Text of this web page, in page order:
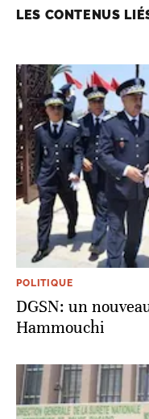
LES CONTENUS
POLITIQUE
DGSN: un
Hammouchi